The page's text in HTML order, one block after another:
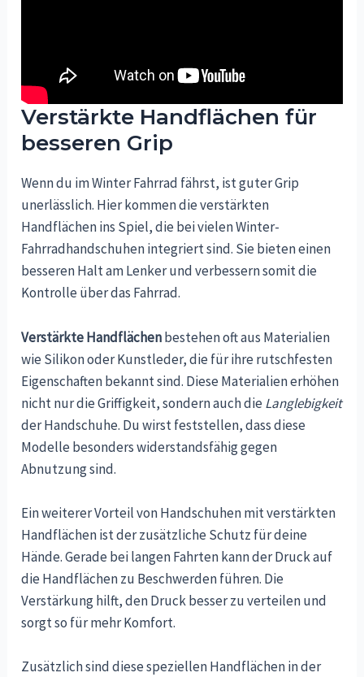
Verstärkte Handflächen für
besseren Grip
Wenn du im Winter Fahrrad fährst, ist guter Grip
unerlässlich. Hier kommen die verstärkten
Handflächen ins Spiel, die bei vielen Winter-
Fahrradhandschuhen integriert sind. Sie bieten einen
besseren Halt am Lenker und verbessern somit die
Kontrolle über das Fahrrad.
Verstärkte Handflächenbestehen oft aus Materialien
wie Silikon oder Kunstleder, die für ihre rutschfesten
Eigenschaften bekannt sind. Diese Materialien erhöhen
nicht nur die Griffigkeit, sondern auch dieLanglebigkeit
der Handschuhe. Du wirst feststellen, dass diese
Modelle besonders widerstandsfähig gegen
Abnutzung sind.
Ein weiterer Vorteil von Handschuhen mit verstärkten
Handflächen ist der zusätzliche Schutz für deine
Hände. Gerade bei langen Fahrten kann der Druck auf
die Handflächen zu Beschwerden führen. Die
Verstärkung hilft, den Druck besser zu verteilen und
sorgt so für mehr Komfort.
Zusätzlich sind diese speziellen Handflächen in der